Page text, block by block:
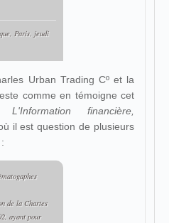
, Paris, jeudi
Urban Trading Cº et la
comme en témoigne cet
L'Information financière,
il est question de plusieurs
de la Chartes
ayant pour